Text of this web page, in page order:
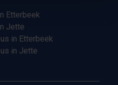
Etterbeek
Jette
in Etterbeek
in Jette